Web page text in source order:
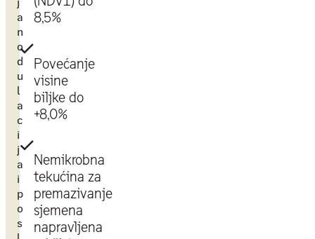
a
n
o
d
u
l
a
c
i
j
a
i
p
o
s
8,5%
Povećanje
visine
biljke do
+8,0%
Nemikrobna
tekućina za
premazivanje
sjemena
napravljena